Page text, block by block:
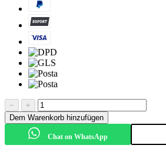
−
+
Dem Warenkorb hinzufügen
Chat on WhatsApp